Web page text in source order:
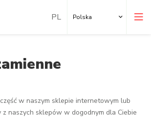
Polska
w naszym sklepie internetowym lub
naszych sklepów w dogodnym dla Ciebie